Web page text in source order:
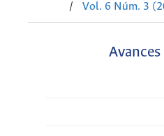
/
Vol. 6 Núm. 3